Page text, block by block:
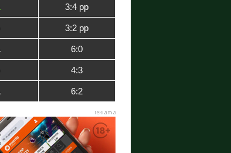
3:4 pp
3:2 pp
6:0
4:3
6:2